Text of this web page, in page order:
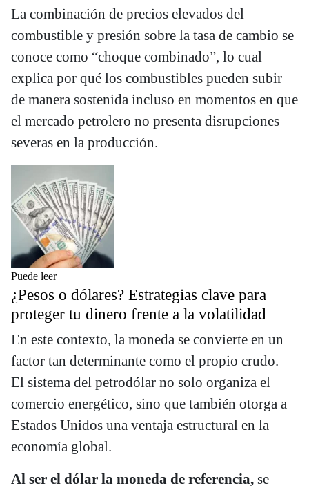
La combinación de precios elevados del
combustible y presión sobre la tasa de cambio se
conoce como “choque combinado”, lo cual
explica por qué los combustibles pueden subir
de manera sostenida incluso en momentos en que
el mercado petrolero no presenta disrupciones
severas en la producción.
Puede leer
¿Pesos o dólares? Estrategias clave para
proteger tu dinero frente a la volatilidad
En este contexto, la moneda se convierte en un
factor tan determinante como el propio crudo.
El sistema del petrodólar no solo organiza el
comercio energético, sino que también otorga a
Estados Unidos una ventaja estructural en la
economía global.
Al ser el dólar la moneda de referencia, se